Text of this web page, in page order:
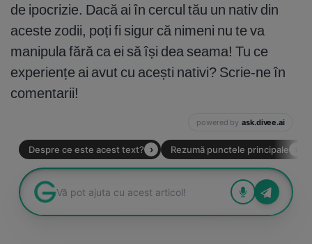
de ipocrizie. Dacă ai în cercul tău un nativ din
aceste zodii, poți fi sigur că nimeni nu te va
manipula fără ca ei să își dea seama! Tu ce
experiențe ai avut cu acești nativi? Scrie-ne în
comentarii!